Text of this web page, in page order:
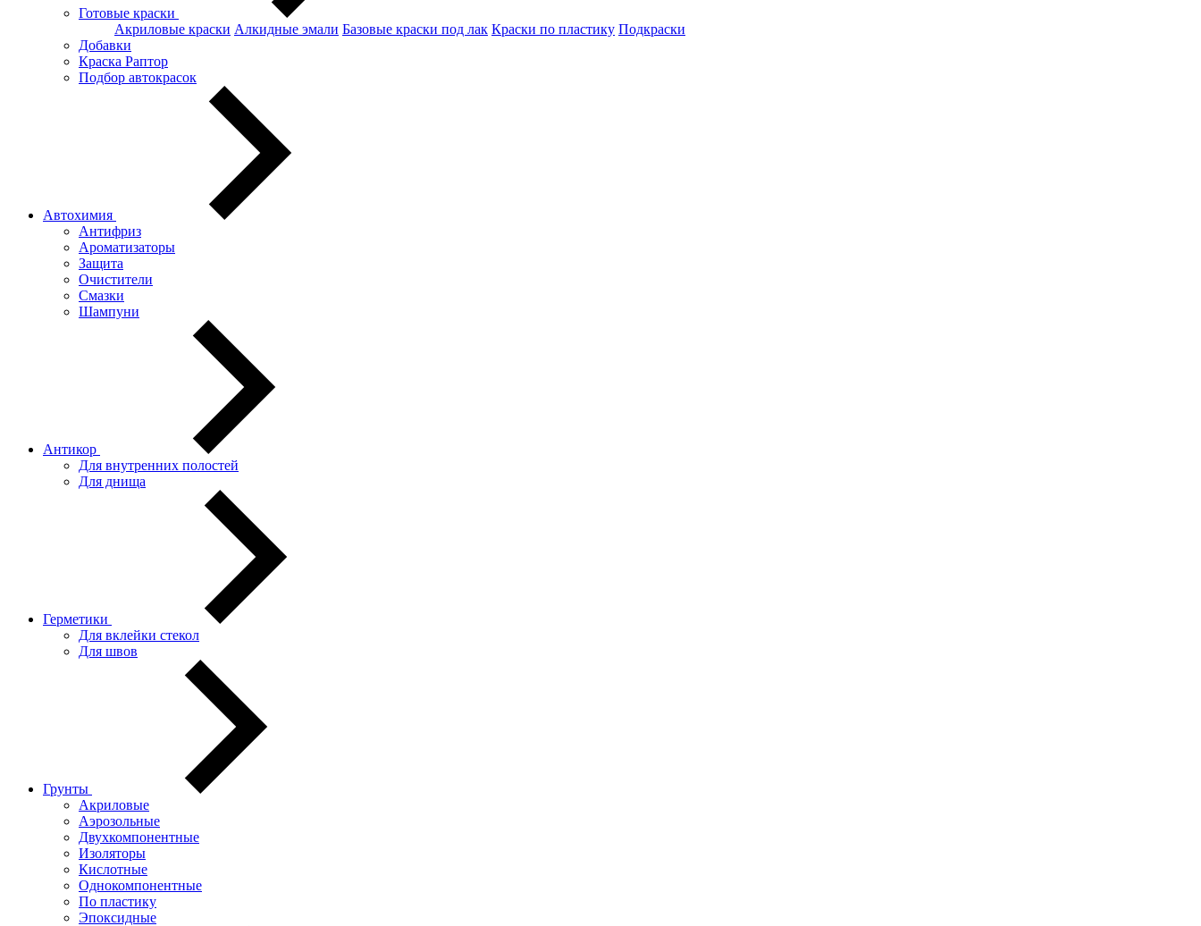
Готовые краски
Акриловые краски Алкидные эмали Базовые краски под лак Краски по пластику Подкраски
Добавки
Краска Раптор
Подбор автокрасок
Автохимия
Антифриз
Ароматизаторы
Защита
Очистители
Смазки
Шампуни
Антикор
Для внутренних полостей
Для днища
Герметики
Для вклейки стекол
Для швов
Грунты
Акриловые
Аэрозольные
Двухкомпонентные
Изоляторы
Кислотные
Однокомпонентные
По пластику
Эпоксидные